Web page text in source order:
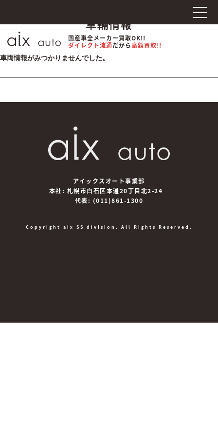
国産車全メーカー買取OK!!
ダイレクト流通だから高額買取!!
車輛情報
車両情報がみつかりませんでした。
アイックスオート事業部
本社: 札幌市白石区本通20丁目北2-24
代表: (011)861-1300
Copyright aix SS division. All Rights Reserved.